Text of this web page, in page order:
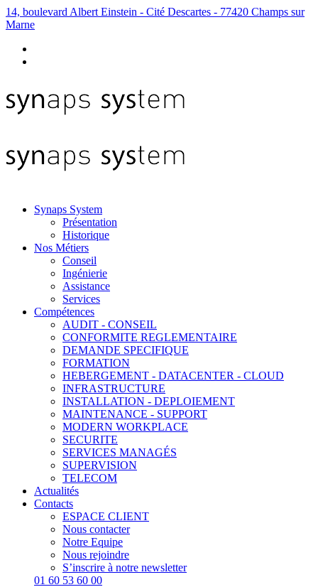
14, boulevard Albert Einstein - Cité Descartes - 77420 Champs sur
Marne
Synaps System
Présentation
Historique
Nos Métiers
Conseil
Ingénierie
Assistance
Services
Compétences
AUDIT - CONSEIL
CONFORMITE REGLEMENTAIRE
DEMANDE SPECIFIQUE
FORMATION
HEBERGEMENT - DATACENTER - CLOUD
INFRASTRUCTURE
INSTALLATION - DEPLOIEMENT
MAINTENANCE - SUPPORT
MODERN WORKPLACE
SECURITE
SERVICES MANAGÉS
SUPERVISION
TELECOM
Actualités
Contacts
ESPACE CLIENT
Nous contacter
Notre Equipe
Nous rejoindre
S’inscrire à notre newsletter
01 60 53 60 00